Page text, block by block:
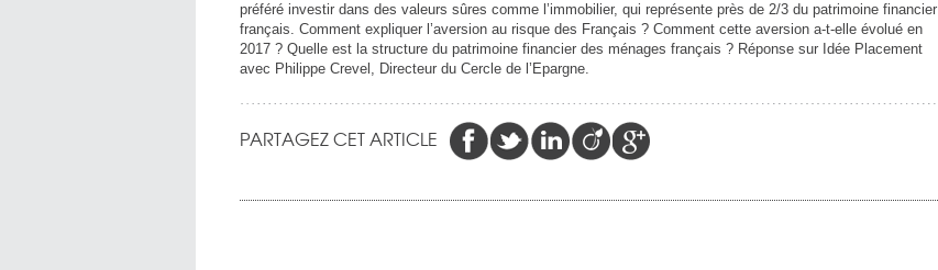
préféré investir dans des valeurs sûres comme l’immobilier, qui représente près de 2/3 du patrimoine financier
français. Comment expliquer l’aversion au risque des Français ? Comment cette aversion a-t-elle évolué en
2017 ? Quelle est la structure du patrimoine financier des ménages français ? Réponse sur Idée Placement
avec Philippe Crevel, Directeur du Cercle de l’Epargne.
PARTAGEZ CET ARTICLE